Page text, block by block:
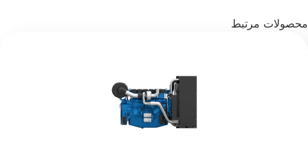
محصولات مرتبط